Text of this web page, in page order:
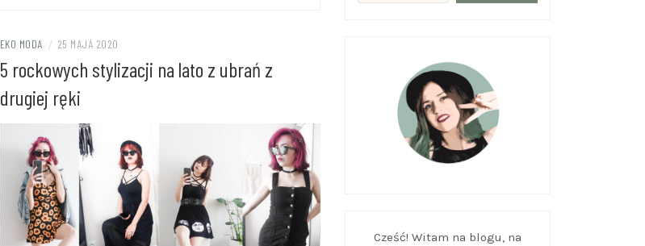
EKO MODA / 25 MAJA 2020
5 rockowych stylizacji na lato z ubrań z
drugiej ręki
Cześć! Witam na blogu, na